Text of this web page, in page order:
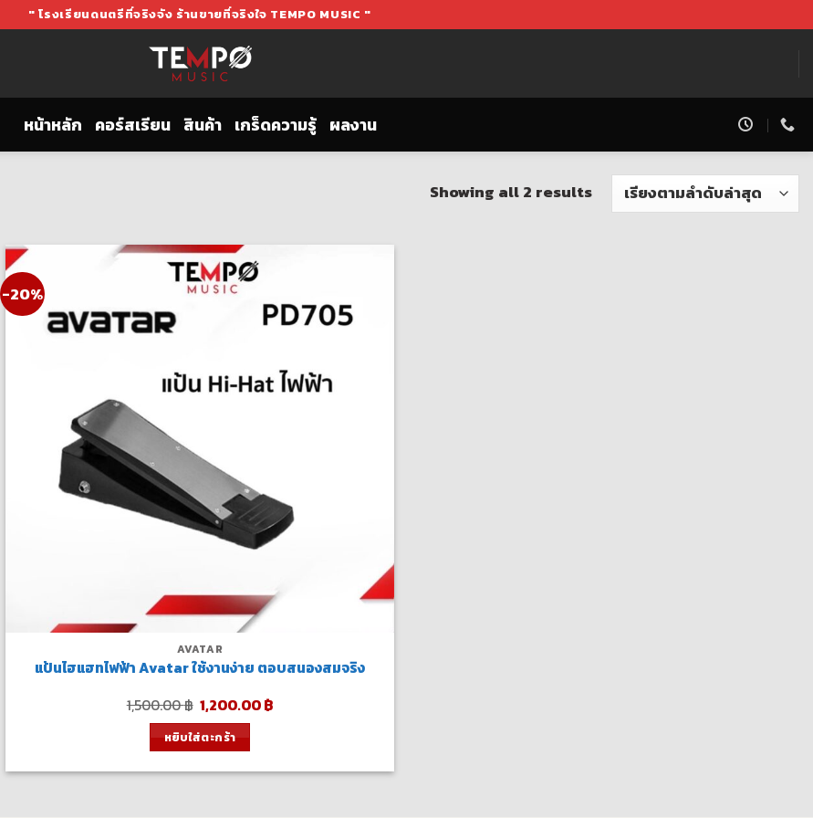
" โรงเรียนดนตรีที่จริงจัง ร้านขายที่จริงใจ TEMPO MUSIC "
หน้าหลัก คอร์สเรียน สินค้า เกร็ดความรู้ ผลงาน
Showing all 2 results
-20%
AVATAR
แป้นไฮแฮทไฟฟ้า Avatar ใช้งานง่าย ตอบสนองสมจริง
1,500.00฿ Original
price
was:
1,500.00 ฿.
1,200.00฿Current
หยิบใส่ตะกร้า